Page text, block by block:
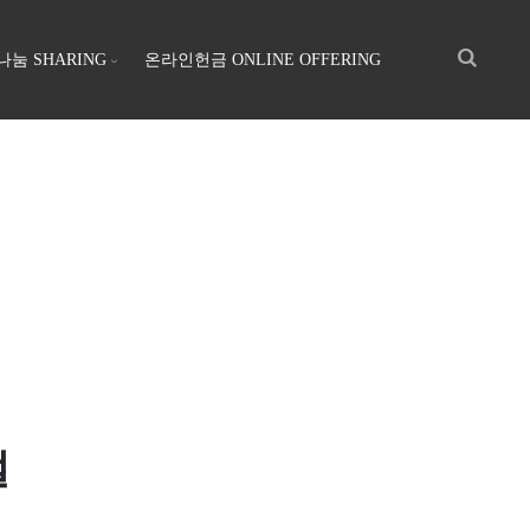
눔 SHARING 온라인헌금 ONLINE OFFERING